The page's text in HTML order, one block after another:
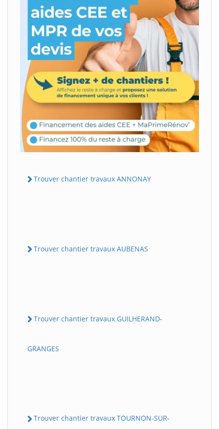
Trouver chantier travaux ANNONAY
Trouver chantier travaux AUBENAS
Trouver chantier travaux GUILHERAND-
GRANGES
Trouver chantier travaux TOURNON-SUR-